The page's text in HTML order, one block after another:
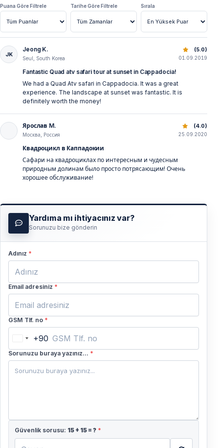
Puana Göre Filtrele Tarihe Göre Filtrele Sırala
Kapadokya ATV Turu — Vadilerde Macera ve Keşif Turları
JK
Jeong K.
Seul, South Korea
(5.0)
01.09.2019
Fantastic Quad atv safari tour at sunset in Cappadocia!
We had a Quad Atv safari in Cappadocia. It was a great
experience. The landscape at sunset was fantastic. It is
definitely worth the money!
Kapadokya ATV Turu — Vadilerde Macera ve Keşif Turları
Ярослав M.
Москва, Россия
(4.0)
25.09.2020
Квадроцикл в Каппадокии
Сафари на квадроциклах по интересным и чудесным
природным долинам было просто потрясающим! Очень
хорошее обслуживание!
Yardıma mı ihtiyacınız var?
Sorunuzu bize gönderin
Adınız *
Email adresiniz *
GSM Tlf. no *
Turkey
+90
+90
Sorunuzu buraya yazınız... *
Güvenlik sorusu: 15 + 15 = ? *